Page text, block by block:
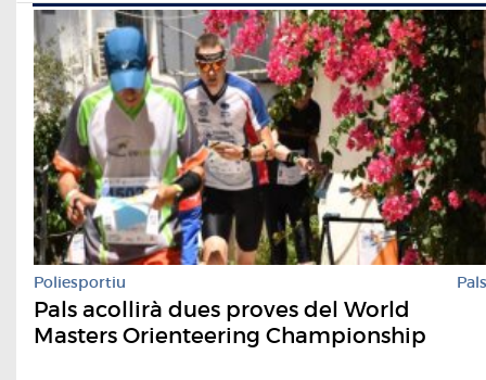
Poliesportiu Pals
Pals acollirà dues proves del World
Masters Orienteering Championship